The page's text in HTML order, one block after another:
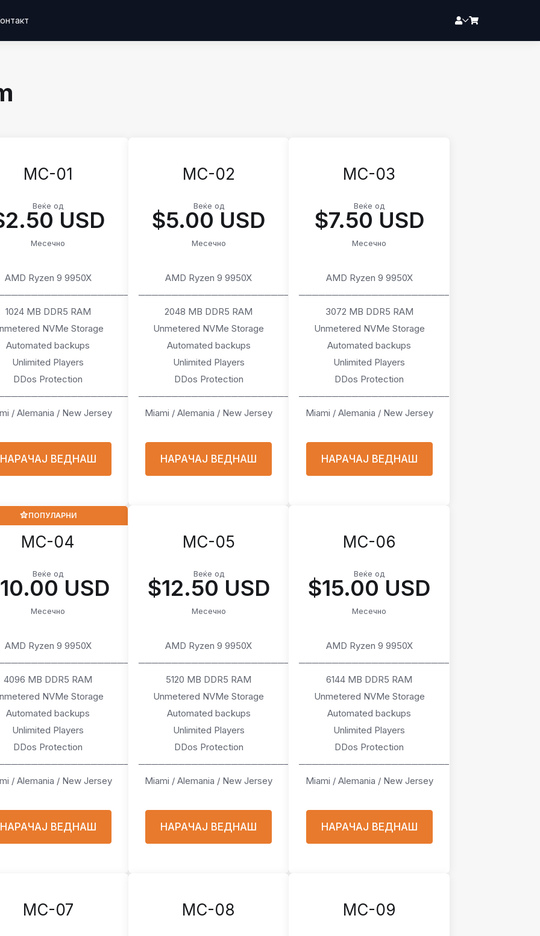
MC-01
Веќе од
USD
Месечно
AMD Ryzen 9 9950X
1024 MB DDR5 RAM
NVMe Storage
Automated backups
Unlimited Players
DDos Protection
/ Alemania / New Jersey
НАРАЧАЈ ВЕДНАШ
MC-02
Веќе од
$5.00 USD
Месечно
AMD Ryzen 9 9950X
───────────────────────
2048 MB DDR5 RAM
Unmetered NVMe Storage
Automated backups
Unlimited Players
DDos Protection
───────────────────────
Miami / Alemania / New Jersey
НАРАЧАЈ ВЕДНАШ
MC-03
Веќе од
$7.50 USD
Месечно
AMD Ryzen 9 9950X
───────────────────────
3072 MB DDR5 RAM
Unmetered NVMe Storage
Automated backups
Unlimited Players
DDos Protection
───────────────────────
Miami / Alemania / New Jersey
НАРАЧАЈ ВЕДНАШ
ПОПУЛАРНИ
MC-04
Веќе од
USD
Месечно
AMD Ryzen 9 9950X
4096 MB DDR5 RAM
NVMe Storage
Automated backups
Unlimited Players
DDos Protection
/ Alemania / New Jersey
НАРАЧАЈ ВЕДНАШ
MC-05
Веќе од
$12.50 USD
Месечно
AMD Ryzen 9 9950X
───────────────────────
5120 MB DDR5 RAM
Unmetered NVMe Storage
Automated backups
Unlimited Players
DDos Protection
───────────────────────
Miami / Alemania / New Jersey
НАРАЧАЈ ВЕДНАШ
MC-06
Веќе од
$15.00 USD
Месечно
AMD Ryzen 9 9950X
───────────────────────
6144 MB DDR5 RAM
Unmetered NVMe Storage
Automated backups
Unlimited Players
DDos Protection
───────────────────────
Miami / Alemania / New Jersey
НАРАЧАЈ ВЕДНАШ
MC-07 MC-08 MC-09